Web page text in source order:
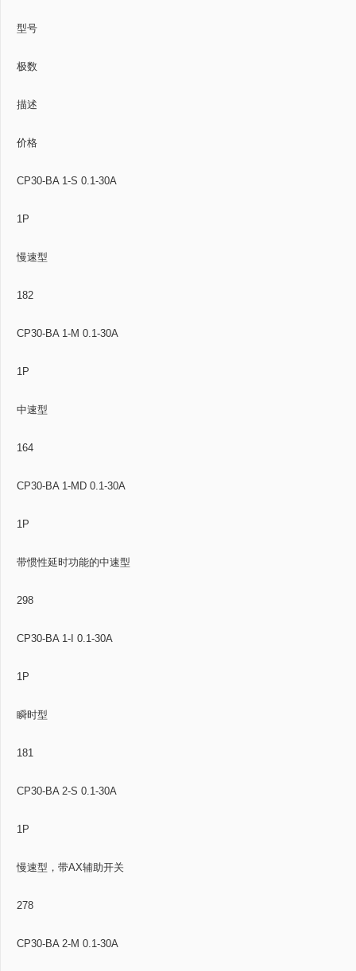
型号
极数
描述
价格
CP30-BA 1-S 0.1-30A
1P
慢速型
182
CP30-BA 1-M 0.1-30A
1P
中速型
164
CP30-BA 1-MD 0.1-30A
1P
带惯性延时功能的中速型
298
CP30-BA 1-I 0.1-30A
1P
瞬时型
181
CP30-BA 2-S 0.1-30A
1P
慢速型，带AX辅助开关
278
CP30-BA 2-M 0.1-30A